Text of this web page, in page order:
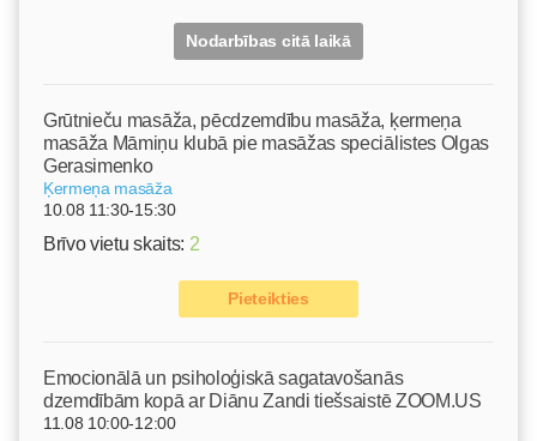
Nodarbības citā laikā
Grūtnieču masāža, pēcdzemdību masāža, ķermeņa
masāža Māmiņu klubā pie masāžas speciālistes Olgas
Gerasimenko
Ķermeņa masāža
10.08 11:30-15:30
Brīvo vietu skaits: 2
Pieteikties
Emocionālā un psiholoģiskā sagatavošanās
dzemdībām kopā ar Diānu Zandi tiešsaistē ZOOM.US
11.08 10:00-12:00